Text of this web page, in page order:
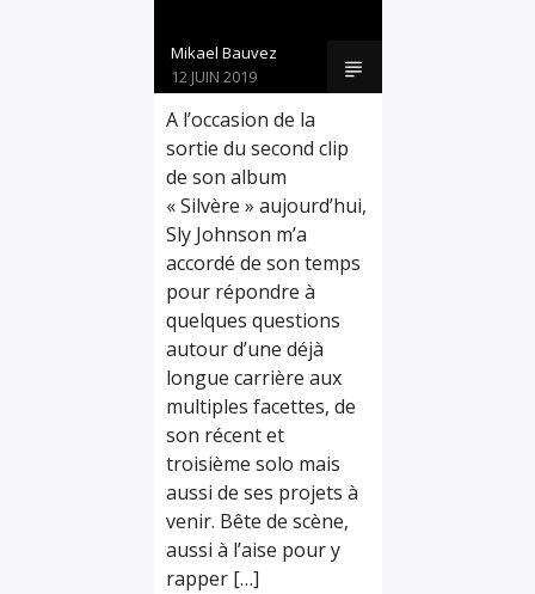
Mikael Bauvez
12 JUIN 2019
A l’occasion de la
sortie du second clip
de son album
« Silvère » aujourd’hui,
Sly Johnson m’a
accordé de son temps
pour répondre à
quelques questions
autour d’une déjà
longue carrière aux
multiples facettes, de
son récent et
troisième solo mais
aussi de ses projets à
venir. Bête de scène,
aussi à l’aise pour y
rapper […]